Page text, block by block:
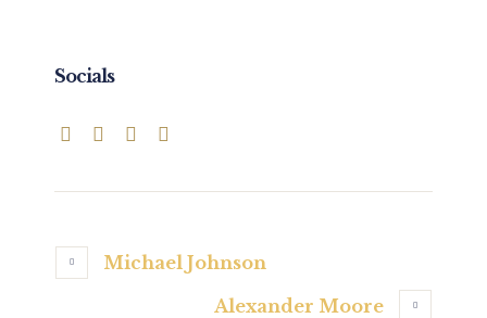
Socials
Michael Johnson
Alexander Moore